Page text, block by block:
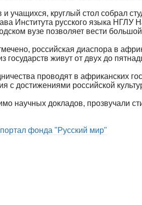
учащихся, круглый стол собрал
Института русского языка
вузе позволяет вести
российская диаспора в
государств живут от двух до
проводят в африканских
с достижениями российской
научных докладов, прозвучали
фонда "Русский мир"